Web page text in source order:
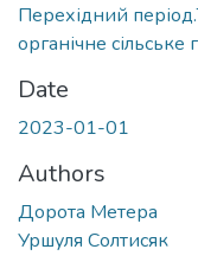
Перехідний
органічне сільське
Date
2023-01-01
Authors
Дорота Метера
Уршуля Солтисяк